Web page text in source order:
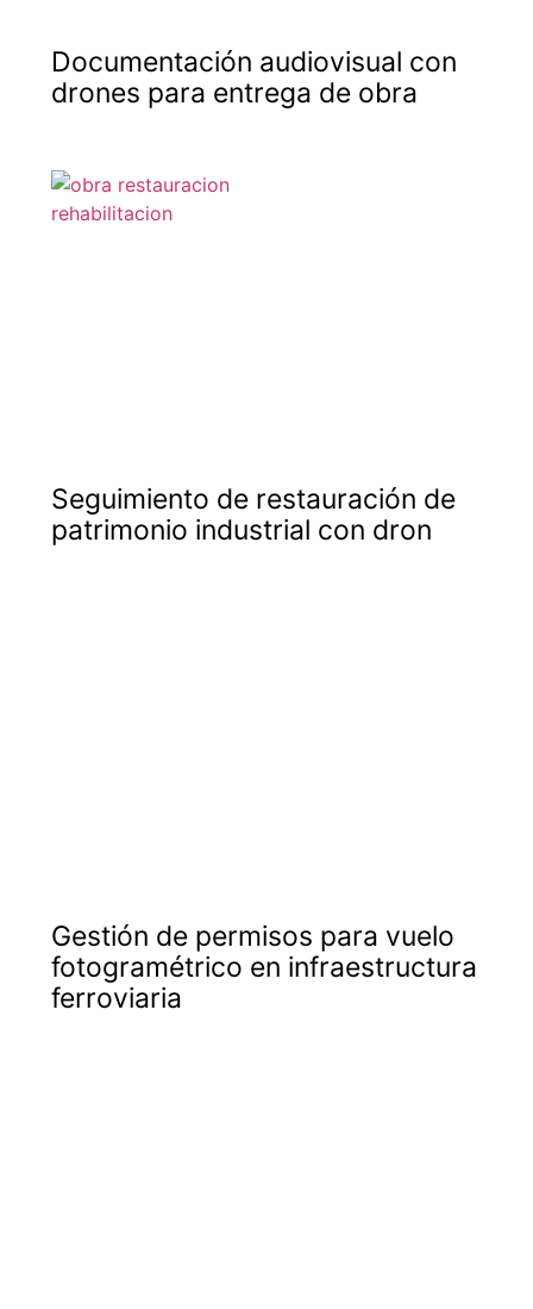
Documentación audiovisual con
drones para entrega de obra
Seguimiento de restauración de
patrimonio industrial con dron
Gestión de permisos para vuelo
fotogramétrico en infraestructura
ferroviaria